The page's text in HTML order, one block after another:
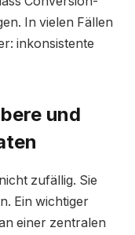
In vielen Fällen
inkonsistente
und
zufällig. Sie
Ein wichtiger
einer zentralen